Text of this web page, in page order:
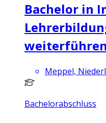
Bachelor in
Meppel,
Bachelorabschluss